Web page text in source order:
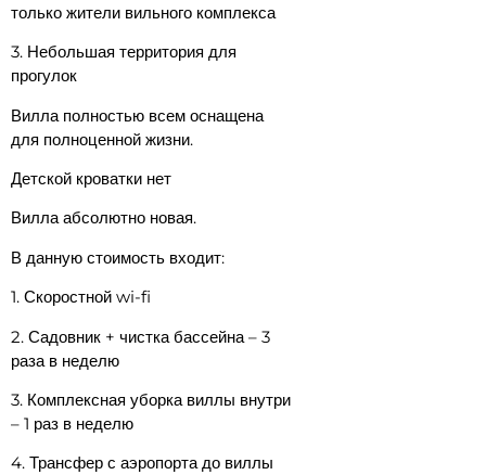
только жители вильного комплекса
3. Небольшая территория для
прогулок
Вилла полностью всем оснащена
для полноценной жизни.
Детской кроватки нет
Вилла абсолютно новая.
В данную стоимость входит:
1. Скоростной wi-fi
2. ⁠Садовник + чистка бассейна – 3
раза в неделю
3. Комплексная уборка виллы внутри
– 1 раз в неделю
4. ⁠Трансфер с аэропорта до виллы